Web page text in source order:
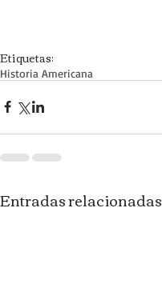
Etiquetas:
Historia Americana
Entradas relacionadas